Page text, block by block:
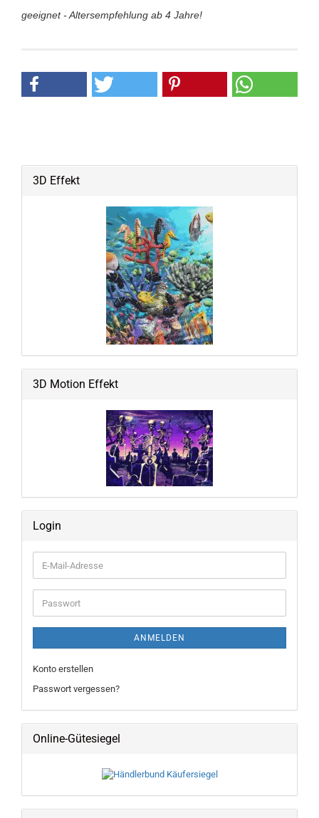
geeignet - Altersempfehlung ab 4 Jahre!
3D Effekt
3D Motion Effekt
Login
E-
Mail-
Adresse
Passwort
ANMELDEN
Konto erstellen
Passwort vergessen?
Online-Gütesiegel